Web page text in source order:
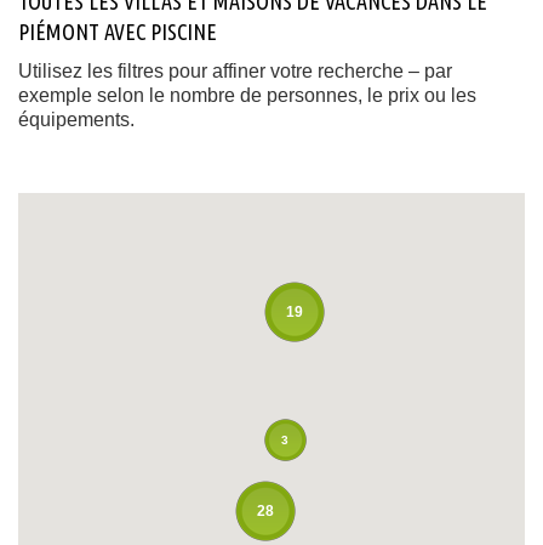
PIÉMONT AVEC PISCINE
Utilisez les filtres pour affiner votre recherche – par
exemple selon le nombre de personnes, le prix ou les
équipements.
19
28
3